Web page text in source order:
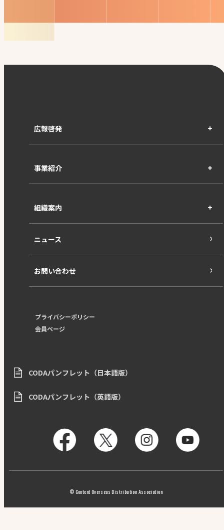
広報啓発
事業紹介
組織案内
ニュース
お問い合わせ
プライバシーポリシー
会員ページ
CODAパンフレット（日本語版）
CODAパンフレット（英語版）
© Content Overseas Distribution Association